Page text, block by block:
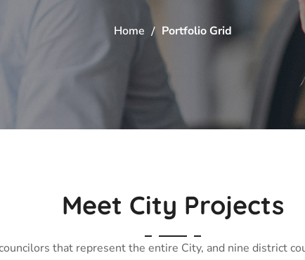
Home Portfolio Grid
Meet City Projects
that represent the entire City, and nine district